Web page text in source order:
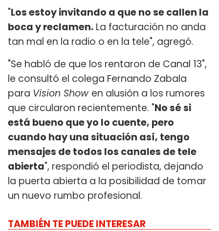
"Los estoy invitando a que no se callen la
boca y reclamen. La facturación no anda
tan mal en la radio o en la tele", agregó.
"Se habló de que los rentaron de Canal 13",
le consultó el colega Fernando Zabala
para Vision Show en alusión a los rumores
que circularon recientemente. "No sé si
está bueno que yo lo cuente, pero
cuando hay una situación así, tengo
mensajes de todos los canales de tele
abierta", respondió el periodista, dejando
la puerta abierta a la posibilidad de tomar
un nuevo rumbo profesional.
TAMBIÉN TE PUEDE INTERESAR